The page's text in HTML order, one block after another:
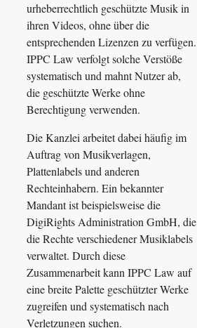
urheberrechtlich geschützte Musik in
ihren Videos, ohne über die
entsprechenden Lizenzen zu verfügen.
IPPC Law verfolgt solche Verstöße
systematisch und mahnt Nutzer ab,
die geschützte Werke ohne
Berechtigung verwenden.
Die Kanzlei arbeitet dabei häufig im
Auftrag von Musikverlagen,
Plattenlabels und anderen
Rechteinhabern. Ein bekannter
Mandant ist beispielsweise die
DigiRights Administration GmbH, die
die Rechte verschiedener Musiklabels
verwaltet. Durch diese
Zusammenarbeit kann IPPC Law auf
eine breite Palette geschützter Werke
zugreifen und systematisch nach
Verletzungen suchen.